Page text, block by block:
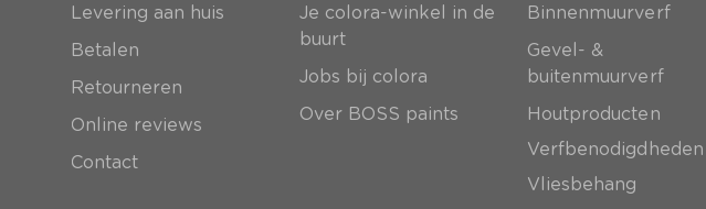
Levering aan huis
Betalen
Retourneren
Online reviews
Contact
Je colora-winkel in de
buurt
Jobs bij colora
Over BOSS paints
Binnenmuurverf
Gevel- &
buitenmuurverf
Houtproducten
Verfbenodigdheden
Vliesbehang